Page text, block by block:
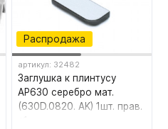
Распродажа
артикул: 32482
Заглушка к плинтусу
АР630 серебро мат.
(630D.0820. AK) 1шт. прав.